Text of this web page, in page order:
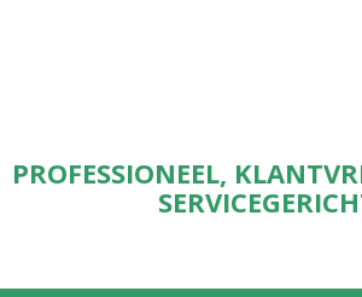
PROFESSIONEEL,